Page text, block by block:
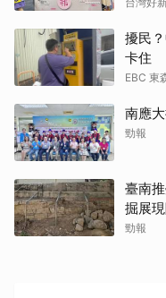
擾民
卡住
EBC 東
南應
勁報
臺南
掘展
勁報